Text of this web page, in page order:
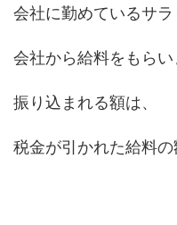
会社に勤めているサラ
会社から給料をもらい
振り込まれる額は、
税金が引かれた給料の